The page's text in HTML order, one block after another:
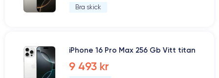
Bra skick
iPhone 16 Pro Max 256 Gb Vitt titan
9 493 kr